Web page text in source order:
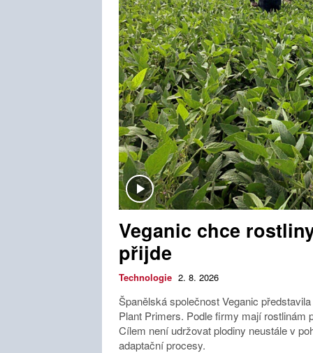
Veganic chce
přijde
Technologie 2. 8. 2026
Španělská společnost Veganic
Plant Primers. Podle firmy mají rostlinám
Cílem není udržovat plodiny neustále v
adaptační procesy.